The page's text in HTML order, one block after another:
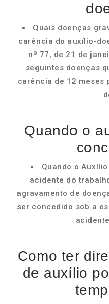
Quais doenças
carência do auxílio-
nº 77, de 21 de
seguintes doenças
carência de 12 meses
Quando o
Quando o
acidente do
agravamento de
ser concedido sob a
Como ter
de auxílio